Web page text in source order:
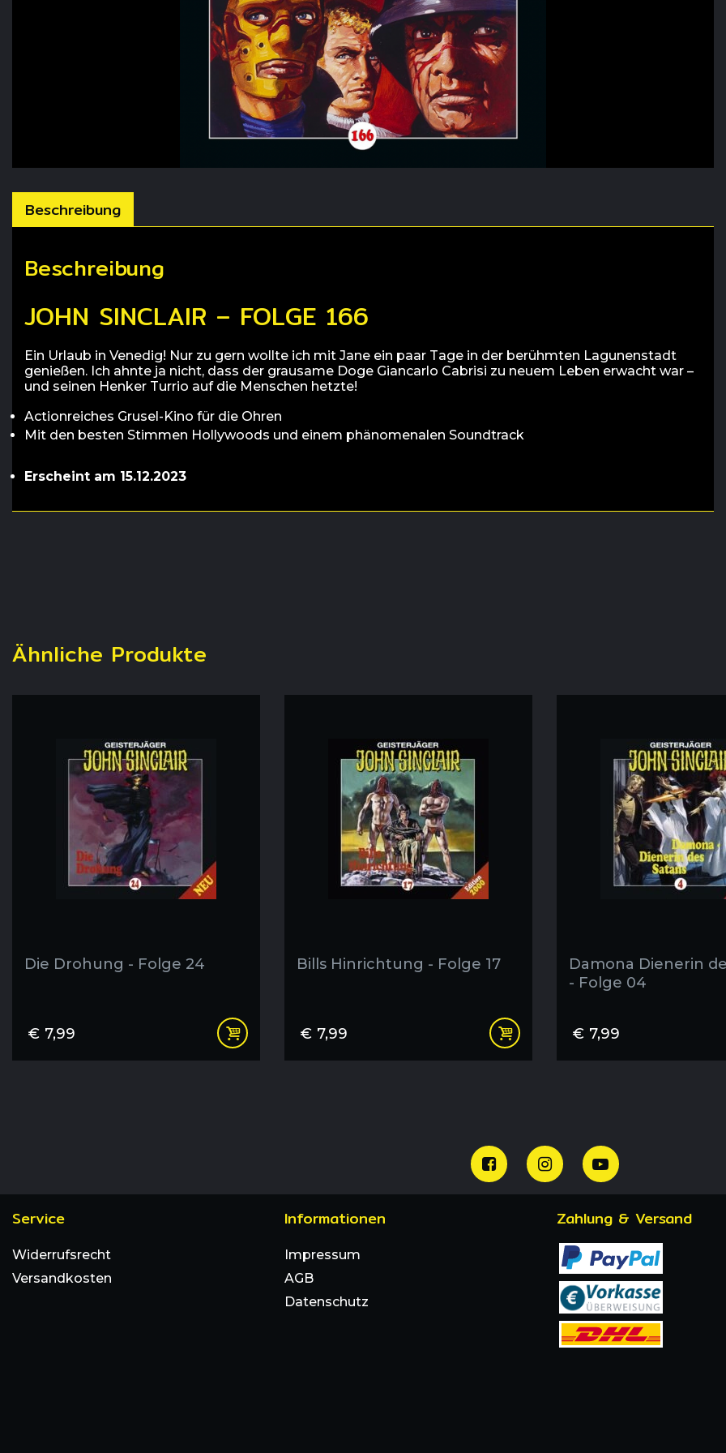
Beschreibung
Beschreibung
JOHN SINCLAIR – FOLGE 166
Ein Urlaub in Venedig! Nur zu gern wollte ich mit Jane ein paar Tage in der berühmten Lagunenstadt
genießen. Ich ahnte ja nicht, dass der grausame Doge Giancarlo Cabrisi zu neuem Leben erwacht war –
und seinen Henker Turrio auf die Menschen hetzte!
Actionreiches Grusel-Kino für die Ohren
Mit den besten Stimmen Hollywoods und einem phänomenalen Soundtrack
Erscheint am 15.12.2023
Ähnliche Produkte
Die Drohung - Folge 24
€ 7,99
Bills Hinrichtung - Folge 17
€ 7,99
Damona Dienerin
- Folge 04
€ 7,99
Service
Widerrufsrecht
Versandkosten
Informationen
Impressum
AGB
Datenschutz
Zahlung & Versand